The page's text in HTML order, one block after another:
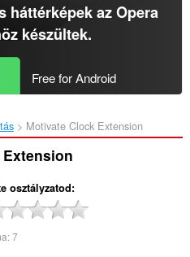
háttérképek azOpera
készültek.
Free for Android
Motivate Clock Extension‎
osztályzatod
7